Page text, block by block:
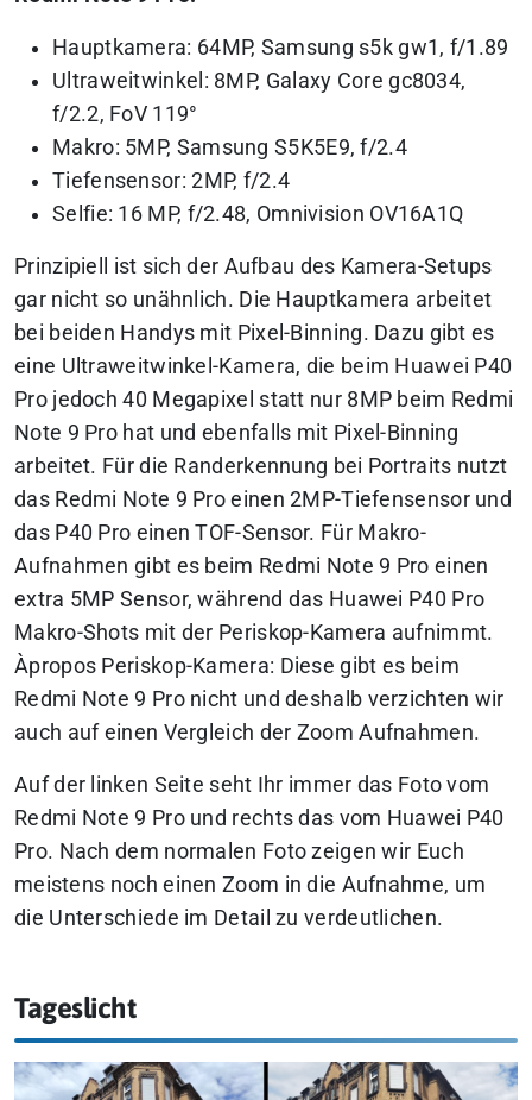
Hauptkamera: 64MP, Samsung s5k gw1, f/1.89
Ultraweitwinkel: 8MP, Galaxy Core gc8034,
f/2.2, FoV 119°
Makro: 5MP, Samsung S5K5E9, f/2.4
Tiefensensor: 2MP, f/2.4
Selfie: 16 MP, f/2.48, Omnivision OV16A1Q
Prinzipiell ist sich der Aufbau des Kamera-Setups
gar nicht so unähnlich. Die Hauptkamera arbeitet
bei beiden Handys mit Pixel-Binning. Dazu gibt es
eine Ultraweitwinkel-Kamera, die beim Huawei P40
Pro jedoch 40 Megapixel statt nur 8MP beim Redmi
Note 9 Pro hat und ebenfalls mit Pixel-Binning
arbeitet. Für die Randerkennung bei Portraits nutzt
das Redmi Note 9 Pro einen 2MP-Tiefensensor und
das P40 Pro einen TOF-Sensor. Für Makro-
Aufnahmen gibt es beim Redmi Note 9 Pro einen
extra 5MP Sensor, während das Huawei P40 Pro
Makro-Shots mit der Periskop-Kamera aufnimmt.
Àpropos Periskop-Kamera: Diese gibt es beim
Redmi Note 9 Pro nicht und deshalb verzichten wir
auch auf einen Vergleich der Zoom Aufnahmen.
Auf der linken Seite seht Ihr immer das Foto vom
Redmi Note 9 Pro und rechts das vom Huawei P40
Pro. Nach dem normalen Foto zeigen wir Euch
meistens noch einen Zoom in die Aufnahme, um
die Unterschiede im Detail zu verdeutlichen.
Tageslicht